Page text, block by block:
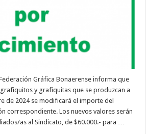
Gráfica Bonaerense informa que
y grafiquitas que se produzcan a
de 2024 se modificará el importe del
correspondiente. Los nuevos valores serán
as al Sindicato, de $60.000.- para …